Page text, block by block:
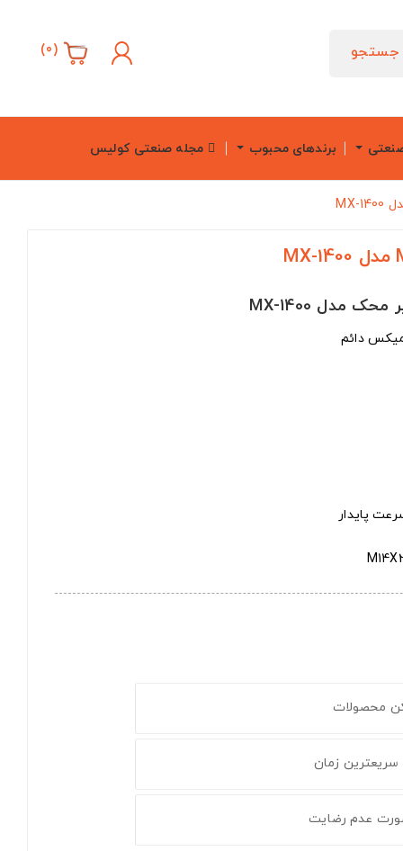
جستجو (
0
)
برندهای محبوب مجله صنعتی کولیس
میکس دائم
پایدار
محصولات
سریعترین زمان
عدم رضایت